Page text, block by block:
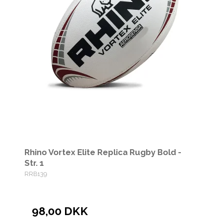
Rhino Vortex Elite Replica Rugby Bold -
Str. 1
RRB139
98,00 DKK